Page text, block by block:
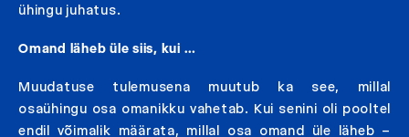
ühingu juhatus.
Omand läheb üle siis, kui …
Muudatuse tulemusena muutub ka see, millal
osaühingu osa omanikku vahetab. Kui senini oli pooltel
endil võimalik määrata, millal osa omand üle läheb –